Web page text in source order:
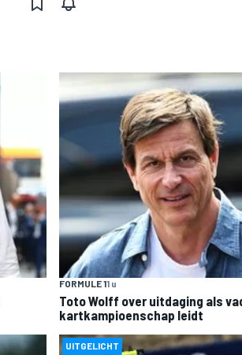
FORMULE 11 u
Toto Wolff over uitdaging als
kartkampioenschap leidt
UITGELICHT